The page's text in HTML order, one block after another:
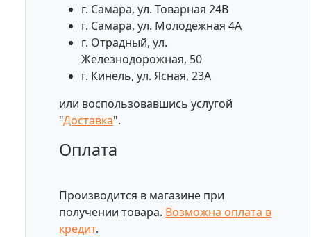
г. Самара, ул. Товарная 24В
г. Самара, ул. Молодёжная 4А
г. Отрадный, ул.
Железнодорожная, 50
г. Кинель, ул. Ясная, 23А
или воспользовавшись услугой
"Доставка".
Оплата
Производится в магазине при
получении товара. Возможна оплата в
кредит.